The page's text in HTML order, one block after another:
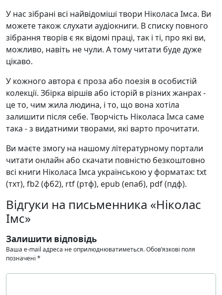
У нас зібрані всі найвідоміші твори Ніколаса Імса. Ви
можете також слухати аудіокниги. В списку повного
зібрання творів є як відомі праці, так і ті, про які ви,
можливо, навіть не чули. А тому читати буде дуже
цікаво.
У кожного автора є проза або поезія в особистій
колекції. Збірка віршів або історій в різних жанрах -
це то, чим жила людина, і то, що вона хотіла
залишити після себе. Творчість Ніколаса Імса саме
така - з видатними творами, які варто прочитати.
Ви маєте змогу на нашому літературному портали
читати онлайн або скачати повністю безкоштовно
всі книги Ніколаса Імса українською у форматах: txt
(тхт), fb2 (фб2), rtf (ртф), epub (епаб), pdf (пдф).
Відгуки на письменника «Ніколас
Імс»
Залишити відповідь
Ваша e-mail адреса не оприлюднюватиметься.Обов’язкові поля
позначені *